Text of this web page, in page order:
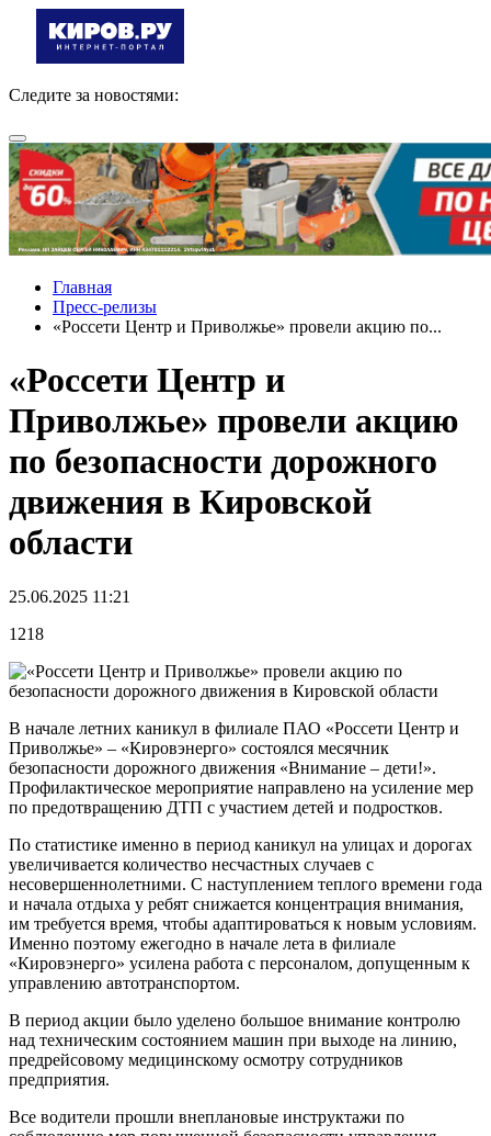
Следите за новостями:
Главная
Пресс-релизы
«Россети Центр и Приволжье» провели акцию по...
«Россети Центр и
Приволжье» провели акцию
по безопасности дорожного
движения в Кировской
области
25.06.2025 11:21
1218
В начале летних каникул в филиале ПАО «Россети Центр и
Приволжье» – «Кировэнерго» состоялся месячник
безопасности дорожного движения «Внимание – дети!».
Профилактическое мероприятие направлено на усиление мер
по предотвращению ДТП с участием детей и подростков.
По статистике именно в период каникул на улицах и дорогах
увеличивается количество несчастных случаев с
несовершеннолетними. С наступлением теплого времени года
и начала отдыха у ребят снижается концентрация внимания,
им требуется время, чтобы адаптироваться к новым условиям.
Именно поэтому ежегодно в начале лета в филиале
«Кировэнерго» усилена работа с персоналом, допущенным к
управлению автотранспортом.
В период акции было уделено большое внимание контролю
над техническим состоянием машин при выходе на линию,
предрейсовому медицинскому осмотру сотрудников
предприятия.
Все водители прошли внеплановые инструктажи по